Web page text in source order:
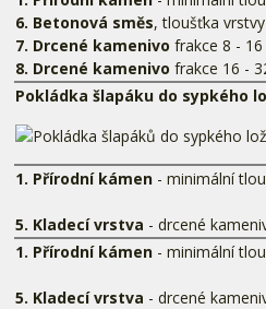
6. Betonová směs, tloušťka
7. Drcené kamenivofrakce 8 -
8. Drcené kamenivofrakce 16 -
Pokládka šlapáku do sypkého
1. Přírodní kámen - minimální
5. Kladecí vrstva - drcené
1. Přírodní kámen - minimální
5. Kladecí vrstva - drcené